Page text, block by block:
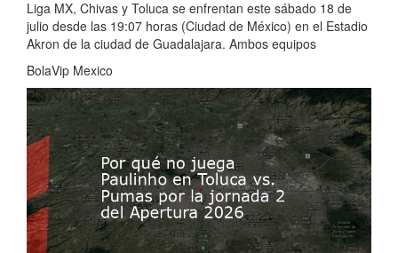
Liga MX, Chivas y Toluca se enfrentan este sábado 18 de
julio desde las 19:07 horas (Ciudad de México) en el Estadio
Akron de la ciudad de Guadalajara. Ambos equipos
BolaVip Mexico